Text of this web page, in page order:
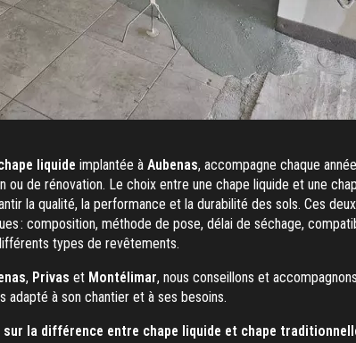
liquide implantée à Aubenas, accompagne chaque
de rénovation. Le choix entre une chape liquide et une
la qualité, la performance et la durabilité des sols. Ces
: composition, méthode de pose, délai de séchage,
types de revêtements.
, Privas et Montélimar, nous conseillons et
adapté à son chantier et à ses besoins.
la différence entre chape liquide et chape